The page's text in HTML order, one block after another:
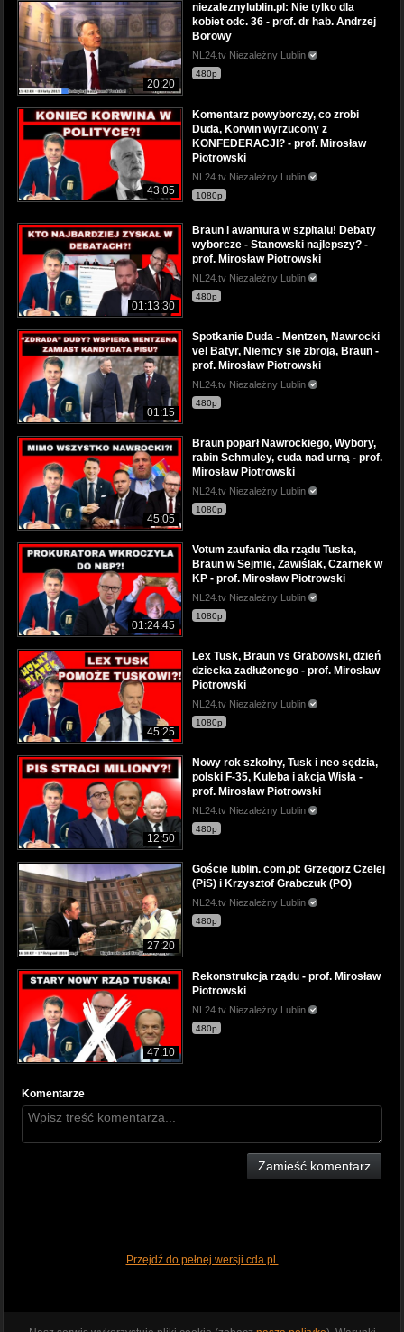
20:20
niezaleznylublin.pl: Nie tylko dla
kobiet odc. 36 - prof. dr hab. Andrzej
Borowy
NL24.tv Niezależny Lublin
480p
43:05
Komentarz powyborczy, co zrobi
Duda, Korwin wyrzucony z
KONFEDERACJI? - prof. Mirosław
Piotrowski
NL24.tv Niezależny Lublin
1080p
01:13:30
Braun i awantura w szpitalu! Debaty
wyborcze - Stanowski najlepszy? -
prof. Mirosław Piotrowski
NL24.tv Niezależny Lublin
480p
01:15
Spotkanie Duda - Mentzen, Nawrocki
vel Batyr, Niemcy się zbroją, Braun -
prof. Mirosław Piotrowski
NL24.tv Niezależny Lublin
480p
45:05
Braun poparł Nawrockiego, Wybory,
rabin Schmuley, cuda nad urną - prof.
Mirosław Piotrowski
NL24.tv Niezależny Lublin
1080p
01:24:45
Votum zaufania dla rządu Tuska,
Braun w Sejmie, Zawiślak, Czarnek w
KP - prof. Mirosław Piotrowski
NL24.tv Niezależny Lublin
1080p
45:25
Lex Tusk, Braun vs Grabowski, dzień
dziecka zadłużonego - prof. Mirosław
Piotrowski
NL24.tv Niezależny Lublin
1080p
12:50
Nowy rok szkolny, Tusk i neo sędzia,
polski F-35, Kuleba i akcja Wisła -
prof. Mirosław Piotrowski
NL24.tv Niezależny Lublin
480p
27:20
Goście lublin. com.pl: Grzegorz Czelej
(PiS) i Krzysztof Grabczuk (PO)
NL24.tv Niezależny Lublin
480p
47:10
Rekonstrukcja rządu - prof. Mirosław
Piotrowski
NL24.tv Niezależny Lublin
480p
Komentarze
Zamieść komentarz
Przejdź do pełnej wersji cda.pl